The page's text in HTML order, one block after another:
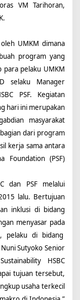
VM Tarihoran,
UMKM dimana
program yang
pelaku UMKM
selaku Manager
PSF. Kegiatan
hari ini merupakan
masyarakat
dari program
kerja sama antara
Foundation (PSF)
dan PSF melalui
lalu. Bertujuan
inklusi di bidang
menyasar pada
pelaku di bidang
Sutyoko Senior
HSBC
tujuan tersebut,
usaha terkecil